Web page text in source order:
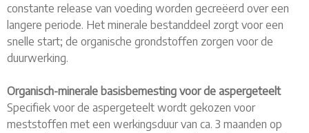
constante release van voeding worden gecreëerd over een
langere periode. Het minerale bestanddeel zorgt voor een
snelle start; de organische grondstoffen zorgen voor de
duurwerking.
Organisch-minerale basisbemesting voor de aspergeteelt
Specifiek voor de aspergeteelt wordt gekozen voor
meststoffen met een werkingsduur van ca. 3 maanden op